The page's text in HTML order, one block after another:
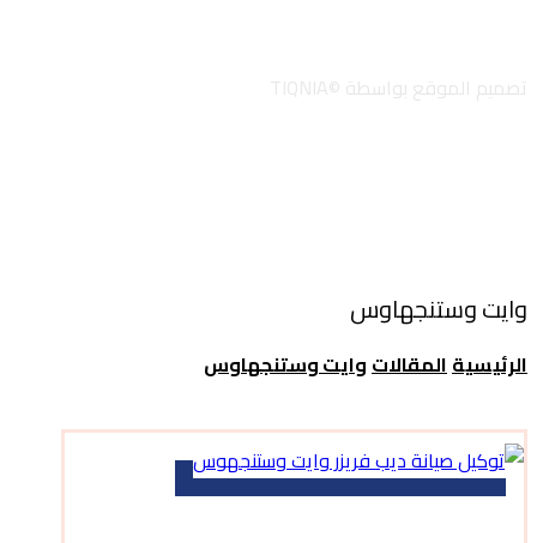
وايت وستنجهاوس
الرئيسيةالمقالاتوايت وستنجهاوس